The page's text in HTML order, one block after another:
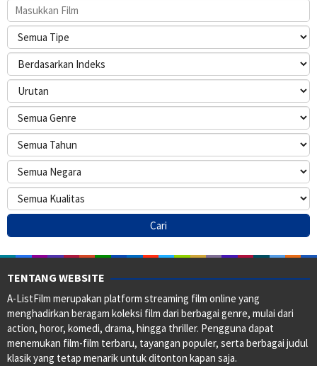
TENTANG WEBSITE
A-ListFilm merupakan platform streaming film online yang
menghadirkan beragam koleksi film dari berbagai genre, mulai dari
action, horor, komedi, drama, hingga thriller. Pengguna dapat
menemukan film-film terbaru, tayangan populer, serta berbagai judul
klasik yang tetap menarik untuk ditonton kapan saja.